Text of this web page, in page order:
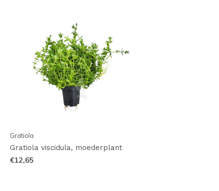
Gratiola
Gratiola viscidula, moederplant
€12,65